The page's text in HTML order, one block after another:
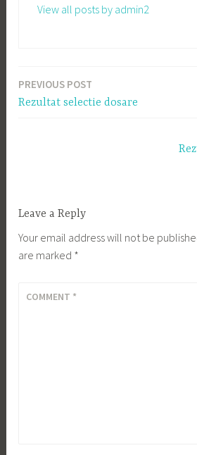
View all posts by admin2
Post
PREVIOUS POST
Rezultat selectie dosare
Leave a Reply
Your email address will not be
are marked *
COMMENT *